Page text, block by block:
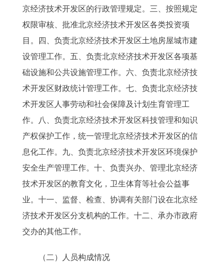
京经济技术开发区的行政管理规定。三、按照规定
权限审核、批准北京经济技术开发区各类投资项
目。四、负责北京经济技术开发区土地房屋城市建
设管理工作。五、负责北京经济技术开发区各项基
础设施和公共设施管理工作。六、负责北京经济技
术开发区财政统计管理工作。七、负责北京经济技
术开发区人事劳动和社会保障及计划生育管理工
作。八、负责北京经济技术开发区科技管理和知识
产权保护工作，统一管理北京经济技术开发区的信
息化工作。九、负责北京经济技术开发区环境保护
安全生产管理工作。十、负责兴办、管理北京经济
技术开发区的教育文化，卫生体育等社会公益事
业。十一、监督、检查、协调有关部门设在北京经
济技术开发区分支机构的工作。十二、承办市政府
交办的其他工作。
（二）人员构成情况